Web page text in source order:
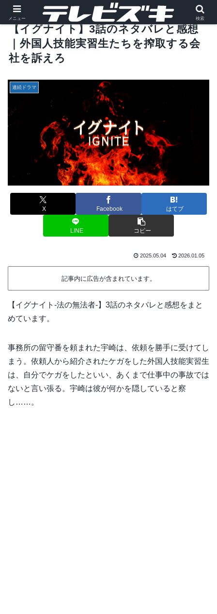
【イグナイト】3話のネタバレと感想
｜外国人技能実習生たちを搾取する会
社を訴えろ
連続ドラマ
X Facebook はてブ
LINE コピー
2025.05.04 2026.01.05
記事内に広告が含まれています。
【イグナイト-法の無法者-】3話のネタバレと感想をまと
めています。
事務所の留守番を頼まれた宇崎は、依頼を勝手に受けてし
まう。依頼人から紹介されたケガをした外国人技能実習生
は、自分でケガをしたといい、あくまで仕事中の事故では
ないと言い張る。宇崎は彼が何かを隠していると察
し……。
メニュー 検索